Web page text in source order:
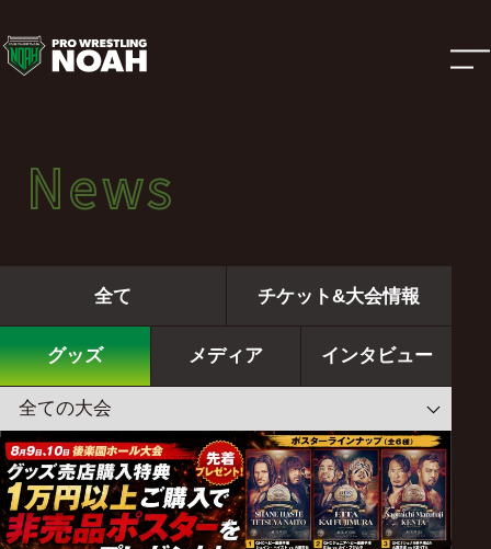
ニ
ュ
ー
ス
|
プ
ロ
レ
ス
News
ニュース
News
全て チケット&大会情報
グッズ メディア インタビュー